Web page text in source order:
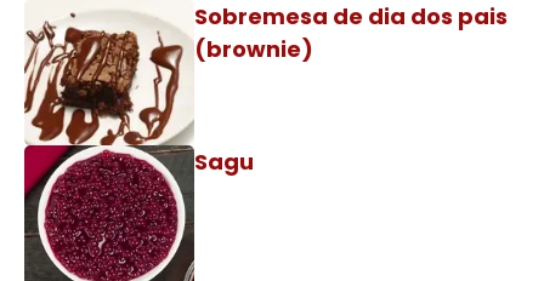
Sobremesa de dia dos pais
(brownie)
Sagu